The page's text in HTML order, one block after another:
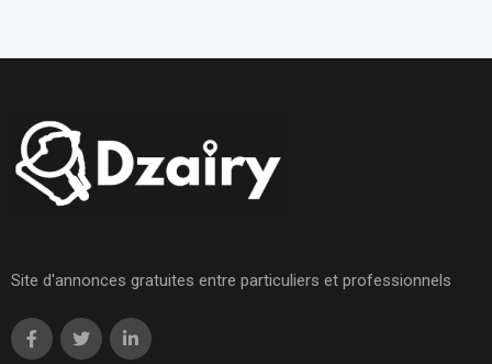
Site d'annonces gratuites entre particuliers et professionnels